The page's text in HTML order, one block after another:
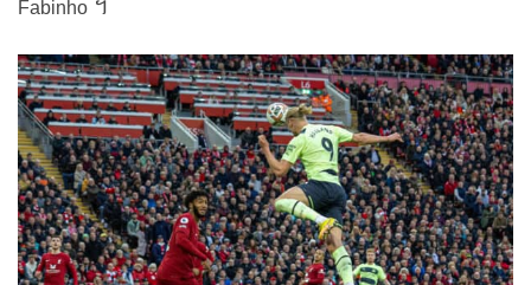
Fabinho ។